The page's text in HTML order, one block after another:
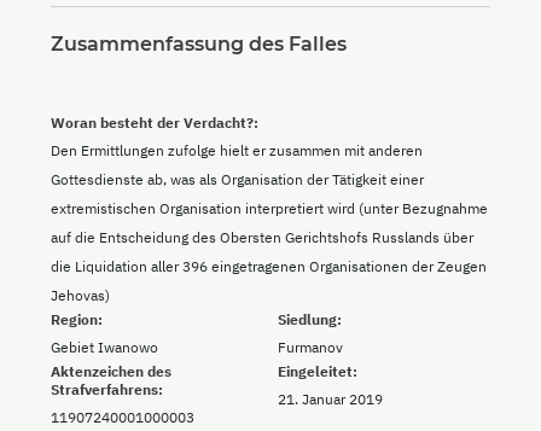
Zusammenfassung des Falles
Region:
Gebiet Iwanowo
Siedlung:
Furmanov
Woran besteht der Verdacht?:
Den Ermittlungen zufolge hielt er zusammen mit anderen
Gottesdienste ab, was als Organisation der Tätigkeit einer
extremistischen Organisation interpretiert wird (unter Bezugnahme
auf die Entscheidung des Obersten Gerichtshofs Russlands über
die Liquidation aller 396 eingetragenen Organisationen der Zeugen
Jehovas)
Aktenzeichen des
Strafverfahrens:
11907240001000003
Eingeleitet:
21. Januar 2019